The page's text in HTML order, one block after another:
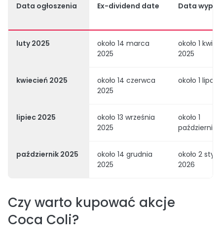
Data ogłoszenia Ex-dividend date Data
luty 2025
około 14 marca
2025
około 1
2025
kwiecień 2025
około 14 czerwca
2025
około 1
lipiec 2025
około 13 września
2025
około 1
październik 2025
około 14 grudnia
2025
około 2
2026
Czy warto kupować akcje
Coca Coli?